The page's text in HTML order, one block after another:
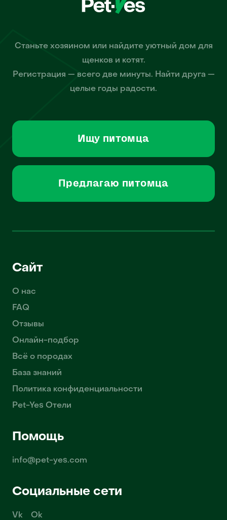
Станьте хозяином или найдите уютный дом для
щенков и котят.
Регистрация — всего две минуты. Найти друга —
целые годы радости.
Ищу питомца
Предлагаю питомца
Сайт
О нас
FAQ
Отзывы
Онлайн-подбор
Всё о породах
База знаний
Политика конфиденциальности
Pet-Yes Отели
Помощь
info@pet-yes.com
Социальные сети
Vk Ok